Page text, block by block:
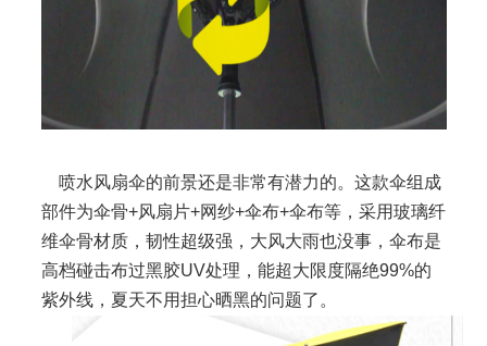
喷水风扇伞的前景还是非常有潜力的。这款伞组成
部件为伞骨+风扇片+网纱+伞布+伞布等，采用玻璃纤
维伞骨材质，韧性超级强，大风大雨也没事，伞布是
高档碰击布过黑胶UV处理， 能超大限度隔绝99%的
紫外线，夏天不用担心晒黑的问题了。